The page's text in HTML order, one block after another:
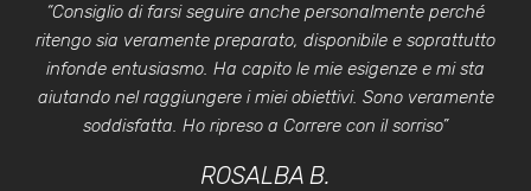
“Consiglio di farsi seguire anche personalmente perché
ritengo sia veramente preparato, disponibile e soprattutto
infonde entusiasmo. Ha capito le mie esigenze e mi sta
aiutando nel raggiungere i miei obiettivi. Sono veramente
soddisfatta. Ho ripreso a Correre con il sorriso”
ROSALBA B.